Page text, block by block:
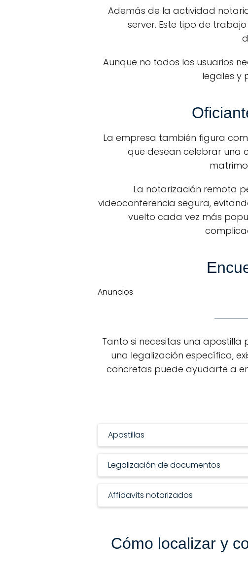
Además de la actividad
server. Este tipo de
Aunque no todos los usuarios
legales y
La empresa también figura
que desean celebrar una
La notarización remota
videoconferencia segura,
vuelto cada vez más
Anuncios
Tanto si necesitas una
una legalización específica,
concretas puede ayudarte a
Apostillas
Legalización de documentos
Affidavits notarizados
Cómo localizar y